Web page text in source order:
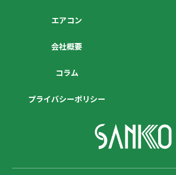
エアコン
会社概要
コラム
プライバシーポリシー